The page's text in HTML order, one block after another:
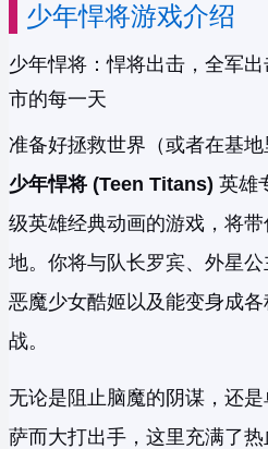
少年悍将游戏介绍
少年悍将：悍将出击，全军
市的每一天
准备好拯救世界（或者在基
少年悍将 (Teen Titans) 英雄
级英雄经典动画的游戏，将
地。你将与队长罗宾、外星公
恶魔少女酷姬以及能变身成
战。
无论是阻止脑魔的阴谋，还
萨而大打出手，这里充满了